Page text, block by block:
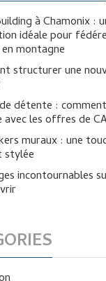
à Chamonix :
idéale pour
montagne
structurer une
détente :
avec les offres de
muraux : une
stylée
incontournables